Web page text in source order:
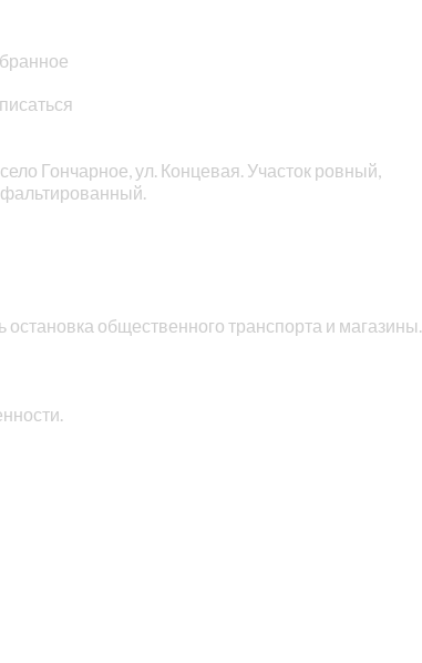
Гончарное, ул. Концевая. Участок ровный,
остановка общественного транспорта и магазины.